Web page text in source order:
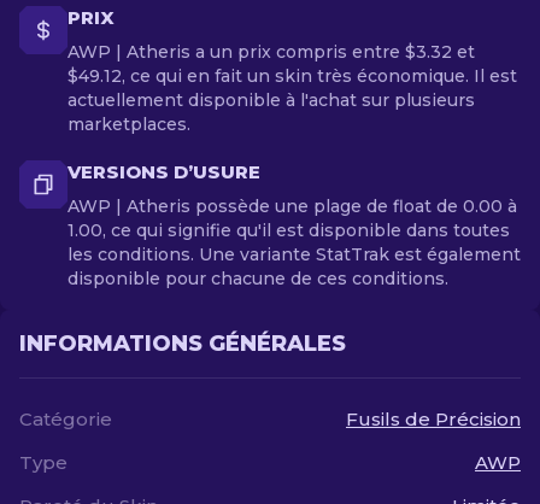
PRIX
AWP | Atheris a un prix compris entre $3.32 et
$49.12, ce qui en fait un skin très économique. Il est
actuellement disponible à l'achat sur plusieurs
marketplaces.
VERSIONS D’USURE
AWP | Atheris possède une plage de float de 0.00 à
1.00, ce qui signifie qu'il est disponible dans toutes
les conditions. Une variante StatTrak est également
disponible pour chacune de ces conditions.
INFORMATIONS GÉNÉRALES
Catégorie
Fusils de Précision
Type
AWP